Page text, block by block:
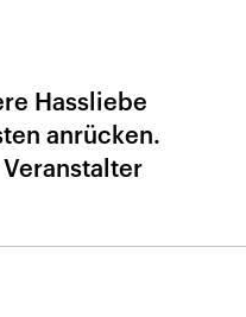
Hassliebe
anrücken.